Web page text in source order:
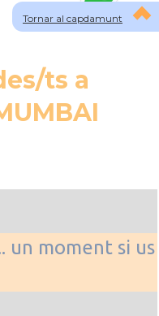
Tornar al capdamunt
ts a
un moment si us